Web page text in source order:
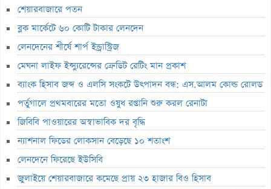
জুলাইয়ে শেয়ারবাজারে কমেছে প্রায় ২৩ হাজার বিও হিসাব
মাধুরীর কোটি টাকার সম্পত্তি বিক্রি
পাঁচ বছরে শেয়ারহোল্ডারদের ২ হাজার ৮৫৫ কোটি টাকা লভ্যাংশ দিয়েছে রবি
২৭১ কোটি টাকার বীমা দাবি পরিশোধে অক্ষম, ভবিষ্যৎ নিয়েও শঙ্কা
নিরীক্ষকের
পাঁচ বিষয়ে তদন্তে এনআরবিসি ব্যাংক সিকিউরিটিজ
লাইফ ফান্ড থেকে ২,৩৬৭ কোটি টাকা লোপাট, দেউলিয়ার দ্বারপ্রান্তে ফারইস্ট
ইসলামী লাইফ
ভেঞ্চার ক্যাপিটাল ফান্ডে একাধিক অনিয়ম, এক্স অ্যাঞ্জেলের কাছে বিএসইসির
ব্যাখ্যা তলব
শেয়ারবাজারে পতন
ব্লক মার্কেটে ৬০ কোটি টাকার লেনদেন
লেনদেনের শীর্ষে শার্প ইন্ড্রাস্ট্রিজ
মেঘনা লাইফ ইন্স্যুরেন্সের ক্রেডিট রেটিং মান প্রকাশ
ব্যাংক হিসাব জব্দ ও এলসি সংকটে উৎপাদন বন্ধ: এস.আলম কোল্ড রোলড
পর্তুগালে প্রথমবারের মতো ওষুধ রপ্তানি শুরু করল রেনাটা
জিবিবি পাওয়ারের অস্বাভাবিক দর বৃদ্ধি
ন্যাশনাল ফিডের লোকসান বেড়েছে ১০ শতাংশ
লেনদেনে ফিরেছে ইউসিবি
জুলাইয়ে শেয়ারবাজারে কমেছে প্রায় ২৩ হাজার বিও হিসাব